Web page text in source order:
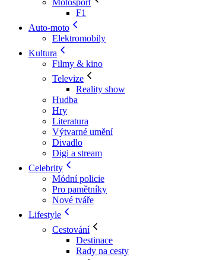
Motosport
F1
Auto-moto
Elektromobily
Kultura
Filmy & kino
Televize
Reality show
Hudba
Hry
Literatura
Výtvarné umění
Divadlo
Digi a stream
Celebrity
Módní policie
Pro pamětníky
Nové tváře
Lifestyle
Cestování
Destinace
Rady na cesty